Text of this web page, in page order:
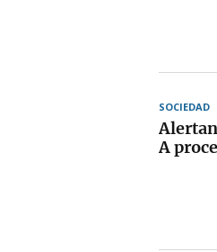
SOCIEDAD
A